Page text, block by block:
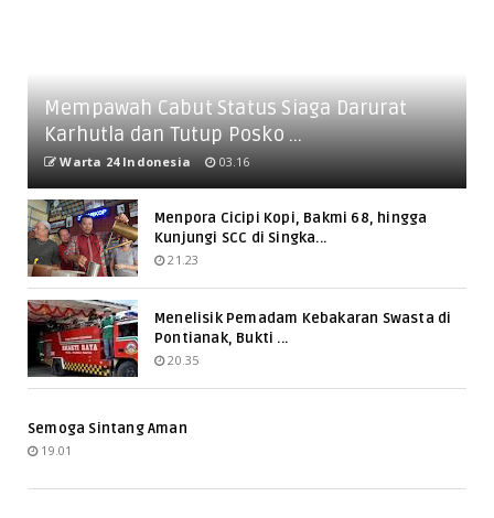
Mempawah Cabut Status Siaga Darurat
Karhutla dan Tutup Posko ...
Warta 24 Indonesia 03.16
Menpora Cicipi Kopi, Bakmi 68, hingga
Kunjungi SCC di Singka...
21.23
Menelisik Pemadam Kebakaran Swasta di
Pontianak, Bukti ...
20.35
Semoga Sintang Aman
19.01